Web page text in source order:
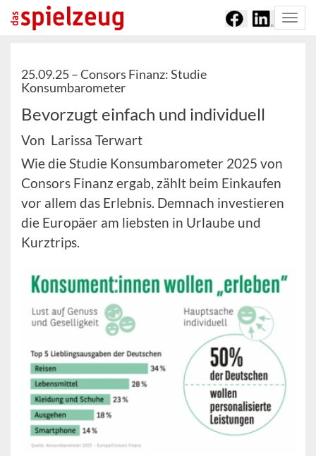
25.09.25 –Consors Finanz: Studie
Konsumbarometer
Bevorzugt einfach und individuell
Von Larissa Terwart
Wie die Studie Konsumbarometer 2025 von
Consors Finanz ergab, zählt beim Einkaufen
vor allem das Erlebnis. Demnach investieren
die Europäer am liebsten in Urlaube und
Kurztrips.